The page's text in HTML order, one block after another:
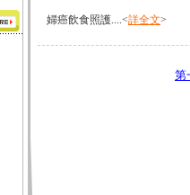
婦癌飲食照護....<詳全文>
第